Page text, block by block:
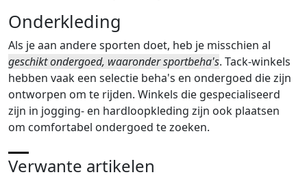
Onderkleding
Als je aan andere sporten doet, heb je misschien al
geschikt ondergoed, waaronder sportbeha's. Tack-winkels
hebben vaak een selectie beha's en ondergoed die zijn
ontworpen om te rijden. Winkels die gespecialiseerd
zijn in jogging- en hardloopkleding zijn ook plaatsen
om comfortabel ondergoed te zoeken.
Verwante artikelen